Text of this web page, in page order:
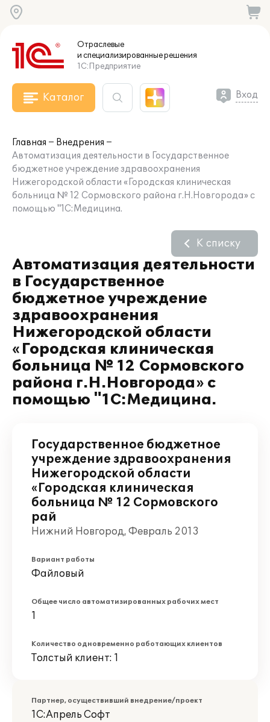
Отраслевые
и специализированныерешения
1С:Предприятие
Каталог Вход
Главная
Внедрения
Автоматизация деятельности в Государственное
бюджетное учреждение здравоохранения
Нижегородской области «Городская клиническая
больница № 12 Сормовского района г.Н.Новгорода» с
помощью "1С:Медицина.
Автоматизация деятельности
в Государственное
бюджетное учреждение
здравоохранения
Нижегородской области
«Городская клиническая
больница № 12 Сормовского
района г.Н.Новгорода» с
помощью "1С:Медицина.
К списку
Государственное бюджетное
учреждение здравоохранения
Нижегородской области
«Городская клиническая
больница № 12 Сормовского
рай
Нижний Новгород, Февраль 2013
Вариант работы
Файловый
Общее число автоматизированных рабочих мест
1
Количество одновременно работающих клиентов
Толстый клиент: 1
Партнер, осуществивший внедрение/проект
1С:Апрель Софт